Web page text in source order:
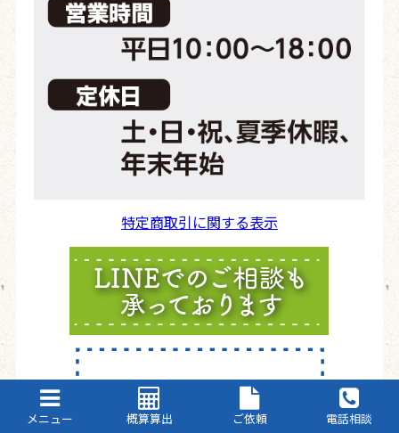
特定商取引に関する表示
メニュー 概算算出 ご依頼 電話相談